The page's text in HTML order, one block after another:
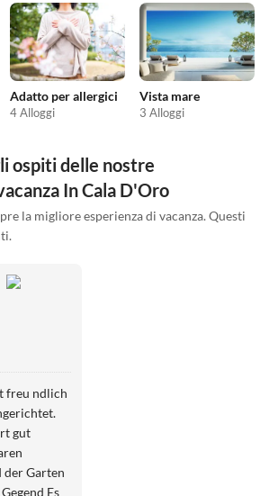
Adatto per allergici
4 Alloggi
Vista mare
3 Alloggi
ospiti delle nostre
In Cala D'Oro
la migliore esperienza di vacanza. Questi
freu ndlich
gut
der Garten
Es